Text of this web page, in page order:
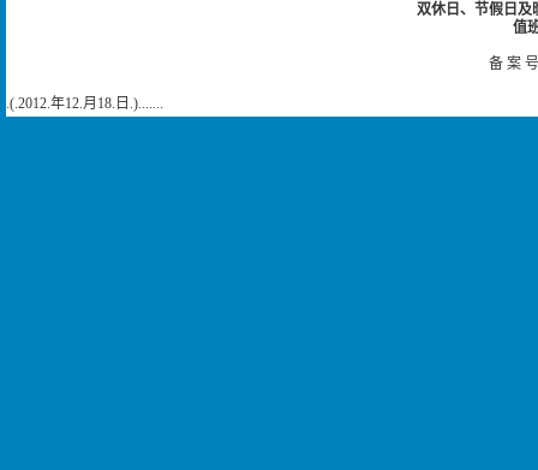
双休日、节假日及
值
备 案
.(.2012.年12.月18.日.).......